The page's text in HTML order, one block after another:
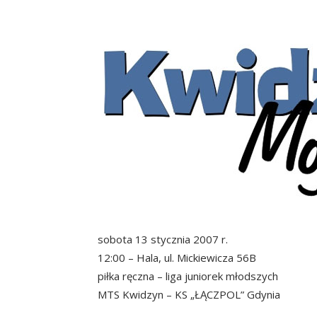
sobota 13 stycznia 2007 r.
12:00 – Hala, ul. Mickiewicza 56B
piłka ręczna – liga juniorek młodszych
MTS Kwidzyn – KS „ŁĄCZPOL” Gdynia